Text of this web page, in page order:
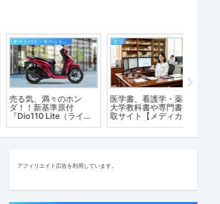
惣菜の宅配
惣菜をご自宅まで宅
でお届け【ワタミの
ダイレクト】
デイバイデイ（人生の散歩道）
「パンダ流」アクセスア
ップとSEOについての一
考察
アフィリエイト広告を利用しています。